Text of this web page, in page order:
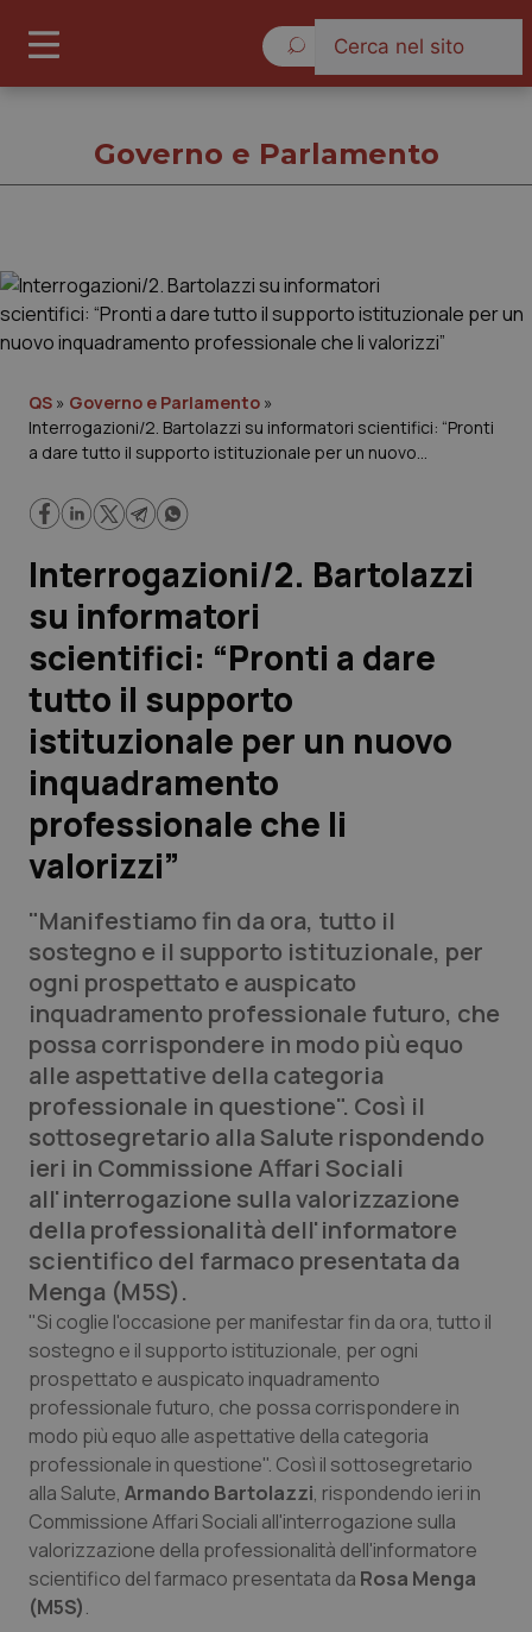
Cronache
Governo e Parlamento
Regioni e Asl
Lavoro e Professioni
Scienza e Farmaci
Studi e Analisi
Lettere al direttore
Edizioni Regionali
QS Pro
Abruzzo
Basilicata
Calabria
Campania
Emilia-Romagna
Friuli Venezia Giulia
Lazio
Liguria
Lombardia
Marche
Molise
QS Pro Gold
Artrite & artrosi
Asma & BPCO
Car-T
Colesterolo & coronaropatie
Dermatite Atopica
Diabete & glucometri
Disturbi dell’umore
Dolore
Donna & Salute
Epatiti
QS Club Newsletter
Governo e Parlamento
QS » Governo e Parlamento »
Interrogazioni/2. Bartolazzi su informatori scientifici: “Pronti
a dare tutto il supporto istituzionale per un nuovo
Interrogazioni/2. Bartolazzi
su informatori
scientifici: “Pronti a dare
tutto il supporto
istituzionale per un nuovo
inquadramento
professionale che li
valorizzi”
"Manifestiamo fin da ora, tutto il
sostegno e il supporto istituzionale, per
ogni prospettato e auspicato
inquadramento professionale futuro, che
possa corrispondere in modo più equo
alle aspettative della categoria
professionale in questione". Così il
sottosegretario alla Salute rispondendo
ieri in Commissione Affari Sociali
all'interrogazione sulla valorizzazione
della professionalità dell'informatore
scientifico del farmaco presentata da
Menga (M5S).
"Si coglie l'occasione per manifestar fin da ora, tutto il
sostegno e il supporto istituzionale, per ogni
prospettato e auspicato inquadramento
professionale futuro, che possa corrispondere in
modo più equo alle aspettative della categoria
professionale in questione". Così il sottosegretario
alla Salute, Armando Bartolazzi, rispondendo ieri in
Commissione Affari Sociali all'interrogazione sulla
valorizzazione della professionalità dell'informatore
scientifico del farmaco presentata da Rosa Menga
(M5S).